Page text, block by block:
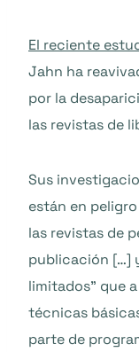
El reciente
Jahn ha
por la
las revistas de
Sus
están en
las revistas de
publicación […]
limitados” que
técnicas
parte de